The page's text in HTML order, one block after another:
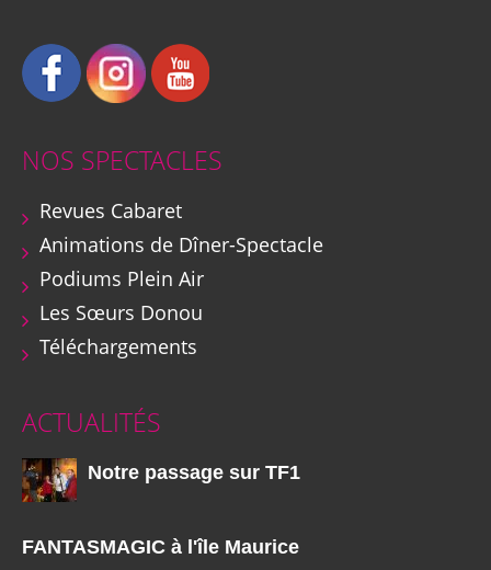
NOS SPECTACLES
Revues Cabaret
Animations de Dîner-Spectacle
Podiums Plein Air
Les Sœurs Donou
Téléchargements
ACTUALITÉS
Notre passage sur TF1
FANTASMAGIC à l'île Maurice